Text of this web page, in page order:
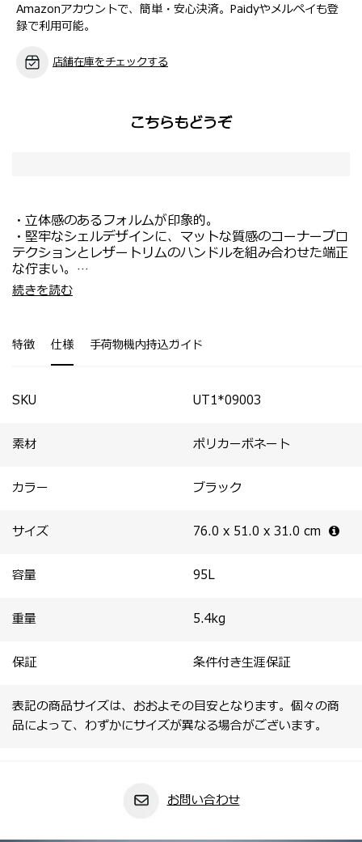
Amazonアカウントで、簡単・安心決済。Paidyやメルペイも登
録で利用可能。
店舗在庫をチェックする
こちらもどうぞ
・立体感のあるフォルムが印象的。
・堅牢なシェルデザインに、マットな質感のコーナープロ
テクションとレザートリムのハンドルを組み合わせた端正
な佇まい。
・ボールベアリング内蔵のAero‑trac WHIRLサスペンシ
ョンホイールを採用し、静かな走行性と安定した機動力を
・内装にはファスナー付きディバイダーとクロスストラッ
プを備え、荷物の整理をサポート。
・各サイズには用途に合わせたトラベルアクセサリーが付
・海外旅行や長期の出張にもおすすめ。
・ラゲッジカバー、ハンガー付きガーメントバッグ、パッ
続きを読む
特徴 仕様 手荷物機内持込ガイド
SKU UT1*09003
素材 ポリカーボネート
カラー ブラック
サイズ 76.0 x 51.0 x 31.0 cm
容量 95L
重量 5.4kg
保証 条件付き生涯保証
表記の商品サイズは、おおよその目安となります。個々の商
品によって、わずかにサイズが異なる場合がございます。
お問い合わせ